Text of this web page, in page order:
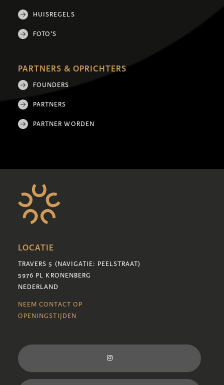
HUISREGELS
FOTO'S
PARTNERS & OPRICHTERS
FOUNDERS
PARTNERS
PARTNER WORDEN
LOCATIE
TRAVERS 5 (NAVIGATIE: PEELSTRAAT)
5976 PL KRONENBERG
NEDERLAND
NEEM CONTACT OP
OPENINGSTIJDEN